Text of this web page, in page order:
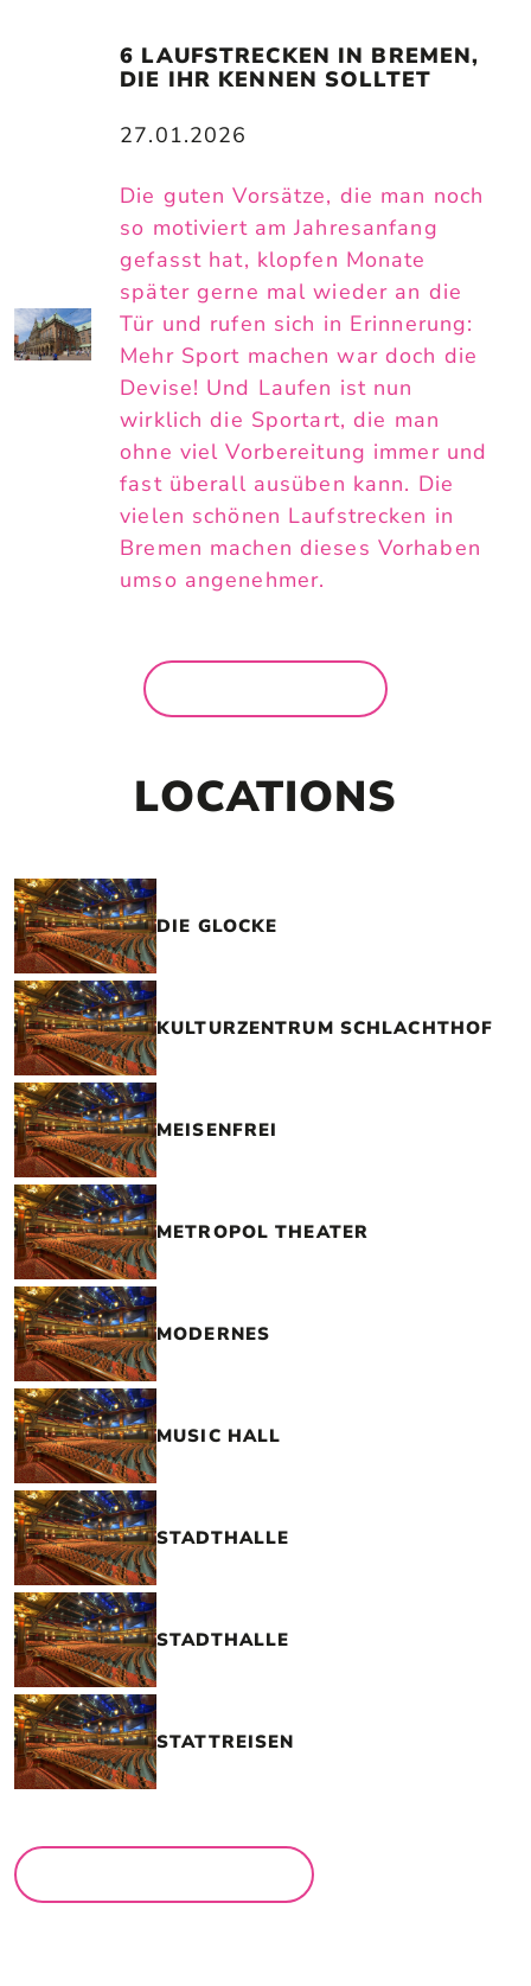
6 LAUFSTRECKEN IN BREMEN,
DIE IHR KENNEN SOLLTET
27.01.2026
Die guten Vorsätze, die man noch
so motiviert am Jahresanfang
gefasst hat, klopfen Monate
später gerne mal wieder an die
Tür und rufen sich in Erinnerung:
Mehr Sport machen war doch die
Devise! Und Laufen ist nun
wirklich die Sportart, die man
ohne viel Vorbereitung immer und
fast überall ausüben kann. Die
vielen schönen Laufstrecken in
Bremen machen dieses Vorhaben
umso angenehmer.
LOCATIONS
DIE GLOCKE
KULTURZENTRUM SCHLACHTHOF
MEISENFREI
METROPOL THEATER
MODERNES
MUSIC HALL
STADTHALLE
STADTHALLE
STATTREISEN